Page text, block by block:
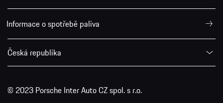
Informace o spotřebě paliva
Česká republika
© 2023 Porsche Inter Auto CZ spol. s r.o.